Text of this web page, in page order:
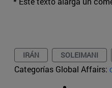
IRÁN SOLEIMANI
Categorías Global Affairs: